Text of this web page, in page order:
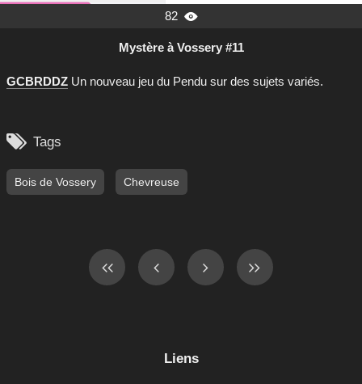
82 
Mystère à Vossery #11
GCBRDDZ Un nouveau jeu du Pendu sur des sujets variés.
 Tags
Bois de Vossery Chevreuse
Liens